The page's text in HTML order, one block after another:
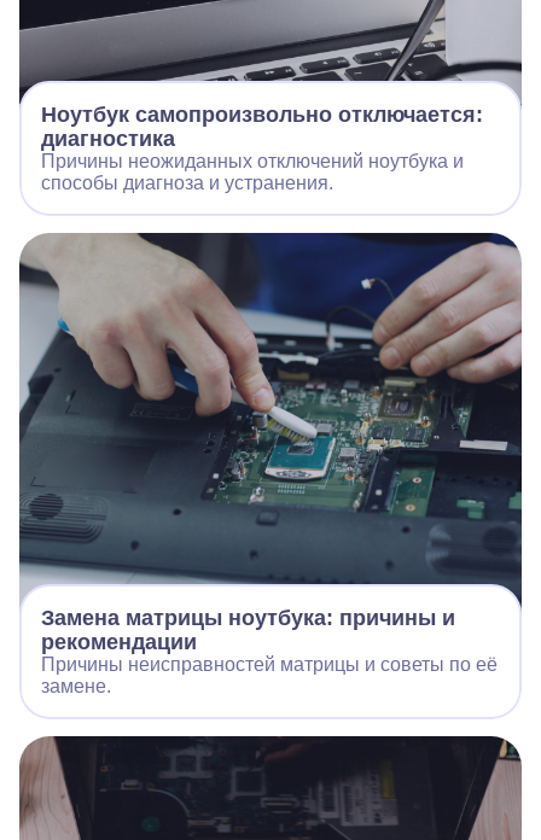
Ноутбук самопроизвольно отключается:
диагностика
Причины неожиданных отключений ноутбука и
способы диагноза и устранения.
Замена матрицы ноутбука: причины и
рекомендации
Причины неисправностей матрицы и советы по её
замене.